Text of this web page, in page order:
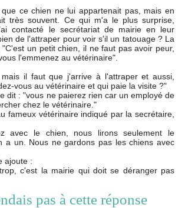
ce chien ne lui appartenait pas, mais en
très souvent. Ce qui m'a le plus surprise,
contacté le secrétariat de mairie en leur
de l'attraper pour voir s'il un tatouage ? La
un petit chien, il ne faut pas avoir peur,
l'emmenez au vétérinaire".
il faut que j'arrive à l'attraper et aussi,
vous au vétérinaire et qui paie la visite ?"
dit : "vous ne paierez rien car un employé de
chez le vétérinaire."
fameux vétérinaire indiqué par la secrétaire,
avec le chien, nous lirons seulement le
a un. Nous ne gardons pas les chiens avec
ajoute :
c'est la mairie qui doit se déranger pas
pas à cette réponse